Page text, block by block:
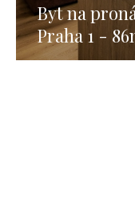
Byt na
Praha 1 -